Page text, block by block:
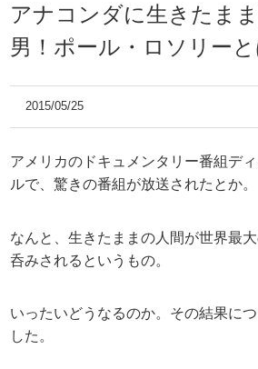
アナコンダに生きたま
男！ポール・ロソリーと
2015/05/25
アメリカのドキュメンタリー番組デ
ルで、驚きの番組が放送されたとか。
なんと、生きたままの人間が世界最
呑みされるというもの。
いったいどうなるのか。その結果に
した。